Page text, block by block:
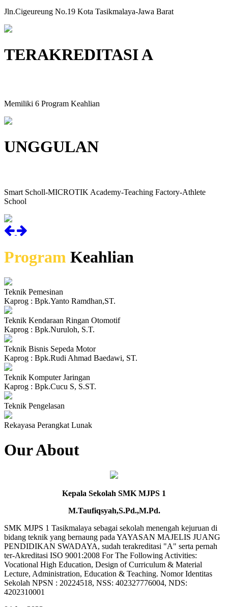
Jln.Cigeureung No.19 Kota Tasikmalaya-Jawa Barat
TERAKREDITASI A
Memiliki 6 Program Keahlian
UNGGULAN
Smart Scholl-MICROTIK Academy-Teaching Factory-Athlete
School
Program Keahlian
Teknik Pemesinan
Kaprog : Bpk.Yanto Ramdhan,ST.
Teknik Kendaraan Ringan Otomotif
Kaprog : Bpk.Nuruloh, S.T.
Teknik Bisnis Sepeda Motor
Kaprog : Bpk.Rudi Ahmad Baedawi, ST.
Teknik Komputer Jaringan
Kaprog : Bpk.Cucu S, S.ST.
Teknik Pengelasan
Rekayasa Perangkat Lunak
Our About
Kepala Sekolah SMK MJPS 1
M.Taufiqsyah,S.Pd.,M.Pd.
SMK MJPS 1 Tasikmalaya sebagai sekolah menengah kejuruan di
bidang teknik yang bernaung pada YAYASAN MAJELIS JUANG
PENDIDIKAN SWADAYA, sudah terakreditasi "A" serta pernah
ter-Akreditasi ISO 9001:2008 For The Following Activities:
Vocational High Education, Design of Curriculum & Material
Lecture, Administration, Education & Teaching. Nomor Identitas
Sekolah NPSN : 20224518, NSS: 402327776004, NDS:
4202310001